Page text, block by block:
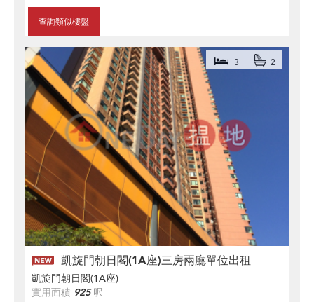
查詢類似樓盤
凱旋門朝日閣(1A座)三房兩廳單位出租
3 2
凱旋門朝日閣(1A座)
實用面積 925呎